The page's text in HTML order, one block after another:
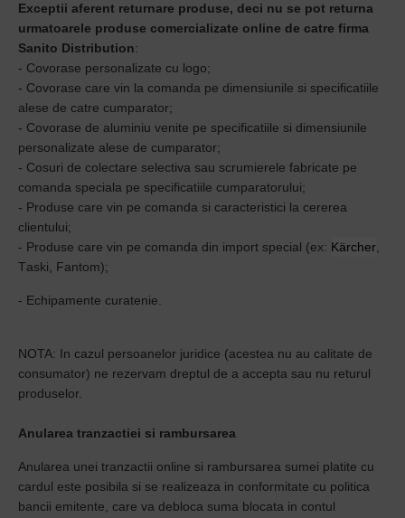
Exceptii aferent returnare produse, deci nu se pot returna
urmatoarele produse comercializate online de catre firma
Sanito Distribution:
- Covorase personalizate cu logo;
- Covorase care vin la comanda pe dimensiunile si specificatiile
alese de catre cumparator;
- Covorase de aluminiu venite pe specificatiile si dimensiunile
personalizate alese de cumparator;
- Cosuri de colectare selectiva sau scrumierele fabricate pe
comanda speciala pe specificatiile cumparatorului;
- Produse care vin pe comanda si caracteristici la cererea
clientului;
- Produse care vin pe comanda din import special (ex: Kärcher
Taski, Fantom);
- Echipamente curatenie.
NOTA: In cazul persoanelor juridice (acestea nu au calitate de
consumator) ne rezervam dreptul de a accepta sau nu returul
produselor.
Anularea tranzactiei si rambursarea
Anularea unei tranzactii online si rambursarea sumei platite cu
cardul este posibila si se realizeaza in conformitate cu politica
bancii emitente, care va debloca suma blocata in contul